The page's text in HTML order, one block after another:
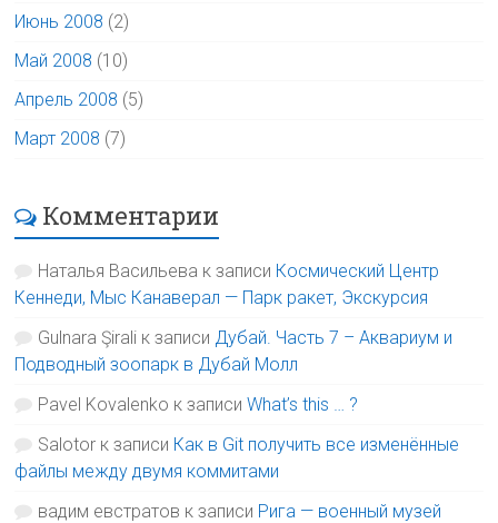
Июнь 2008 (2)
Май 2008 (10)
Апрель 2008 (5)
Март 2008 (7)
Комментарии
Наталья Васильева к записи Космический Центр
Кеннеди, Мыс Канаверал — Парк ракет, Экскурсия
Gulnara Şirali к записи Дубай. Часть 7 – Аквариум и
Подводный зоопарк в Дубай Молл
Pavel Kovalenko к записиWhat’s this … ?
Salotor к записи Как в Git получить все изменённые
файлы между двумя коммитами
вадим евстратов к записи Рига — военный музей